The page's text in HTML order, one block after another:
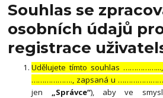
Souhlas se
osobních údajů
registrace
Udělujete tímto souhlas
………………., zapsaná u …………………
jen
„Správce“), aby ve